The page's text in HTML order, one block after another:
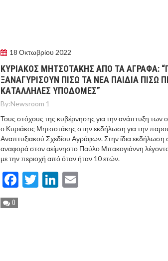
18 Οκτωβρίου 2022
ΚΥΡΙΑΚΟΣ ΜΗΤΣΟΤΑΚΗΣ ΑΠΟ ΤΑ ΑΓΡΑΦΑ:
ΞΑΝΑΓΥΡΙΣΟΥΝ ΠΙΣΩ ΤΑ ΝΕΑ ΠΑΙΔΙΑ ΠΙΣΩ
ΚΑΤΑΛΛΗΛΕΣ ΥΠΟΔΟΜΕΣ”
By:Newsroom 1
Τους στόχους της κυβέρνησης για την ανάπτυξη των
ο Κυριάκος Μητσοτάκης στην εκδήλωση για την
Αναπτυξιακού Σχεδίου Αγράφων. Στην ίδια
αναφορά στον αείμνηστο Παύλο Μπακογιάννη
με την περιοχή από όταν ήταν 10 ετών.
Facebook
TwitterLinkedIn
0